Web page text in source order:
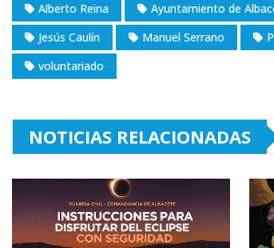
Alberto Reina Ayuntamiento de
Jesús Caulín
Manuel Serrano
voluntariado
NOTICIAS RELACIONADAS